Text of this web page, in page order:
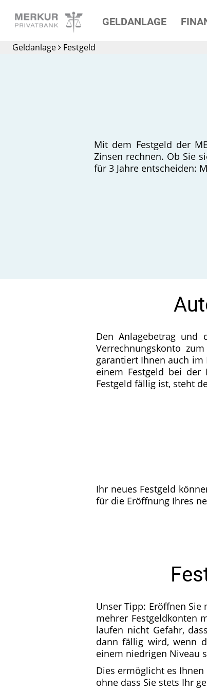
Die Privatbank für
GELDANLAGE
Geldanlage
Festgeld
Mit dem Festgeld der
Zinsen rechnen. Ob Sie
für 3 Jahre entscheiden:
Den Anlagebetrag und
Verrechnungskonto
garantiert Ihnen auch
einem Festgeld bei der
Festgeld fällig ist, steht
Ihr neues Festgeld
für die Eröffnung Ihres
Unser Tipp: Eröffnen Sie
mehrer Festgeldkonten
laufen nicht Gefahr,
dann fällig wird, wenn
einem niedrigen Niveau
Dies ermöglicht es
ohne dass Sie stets Ihr